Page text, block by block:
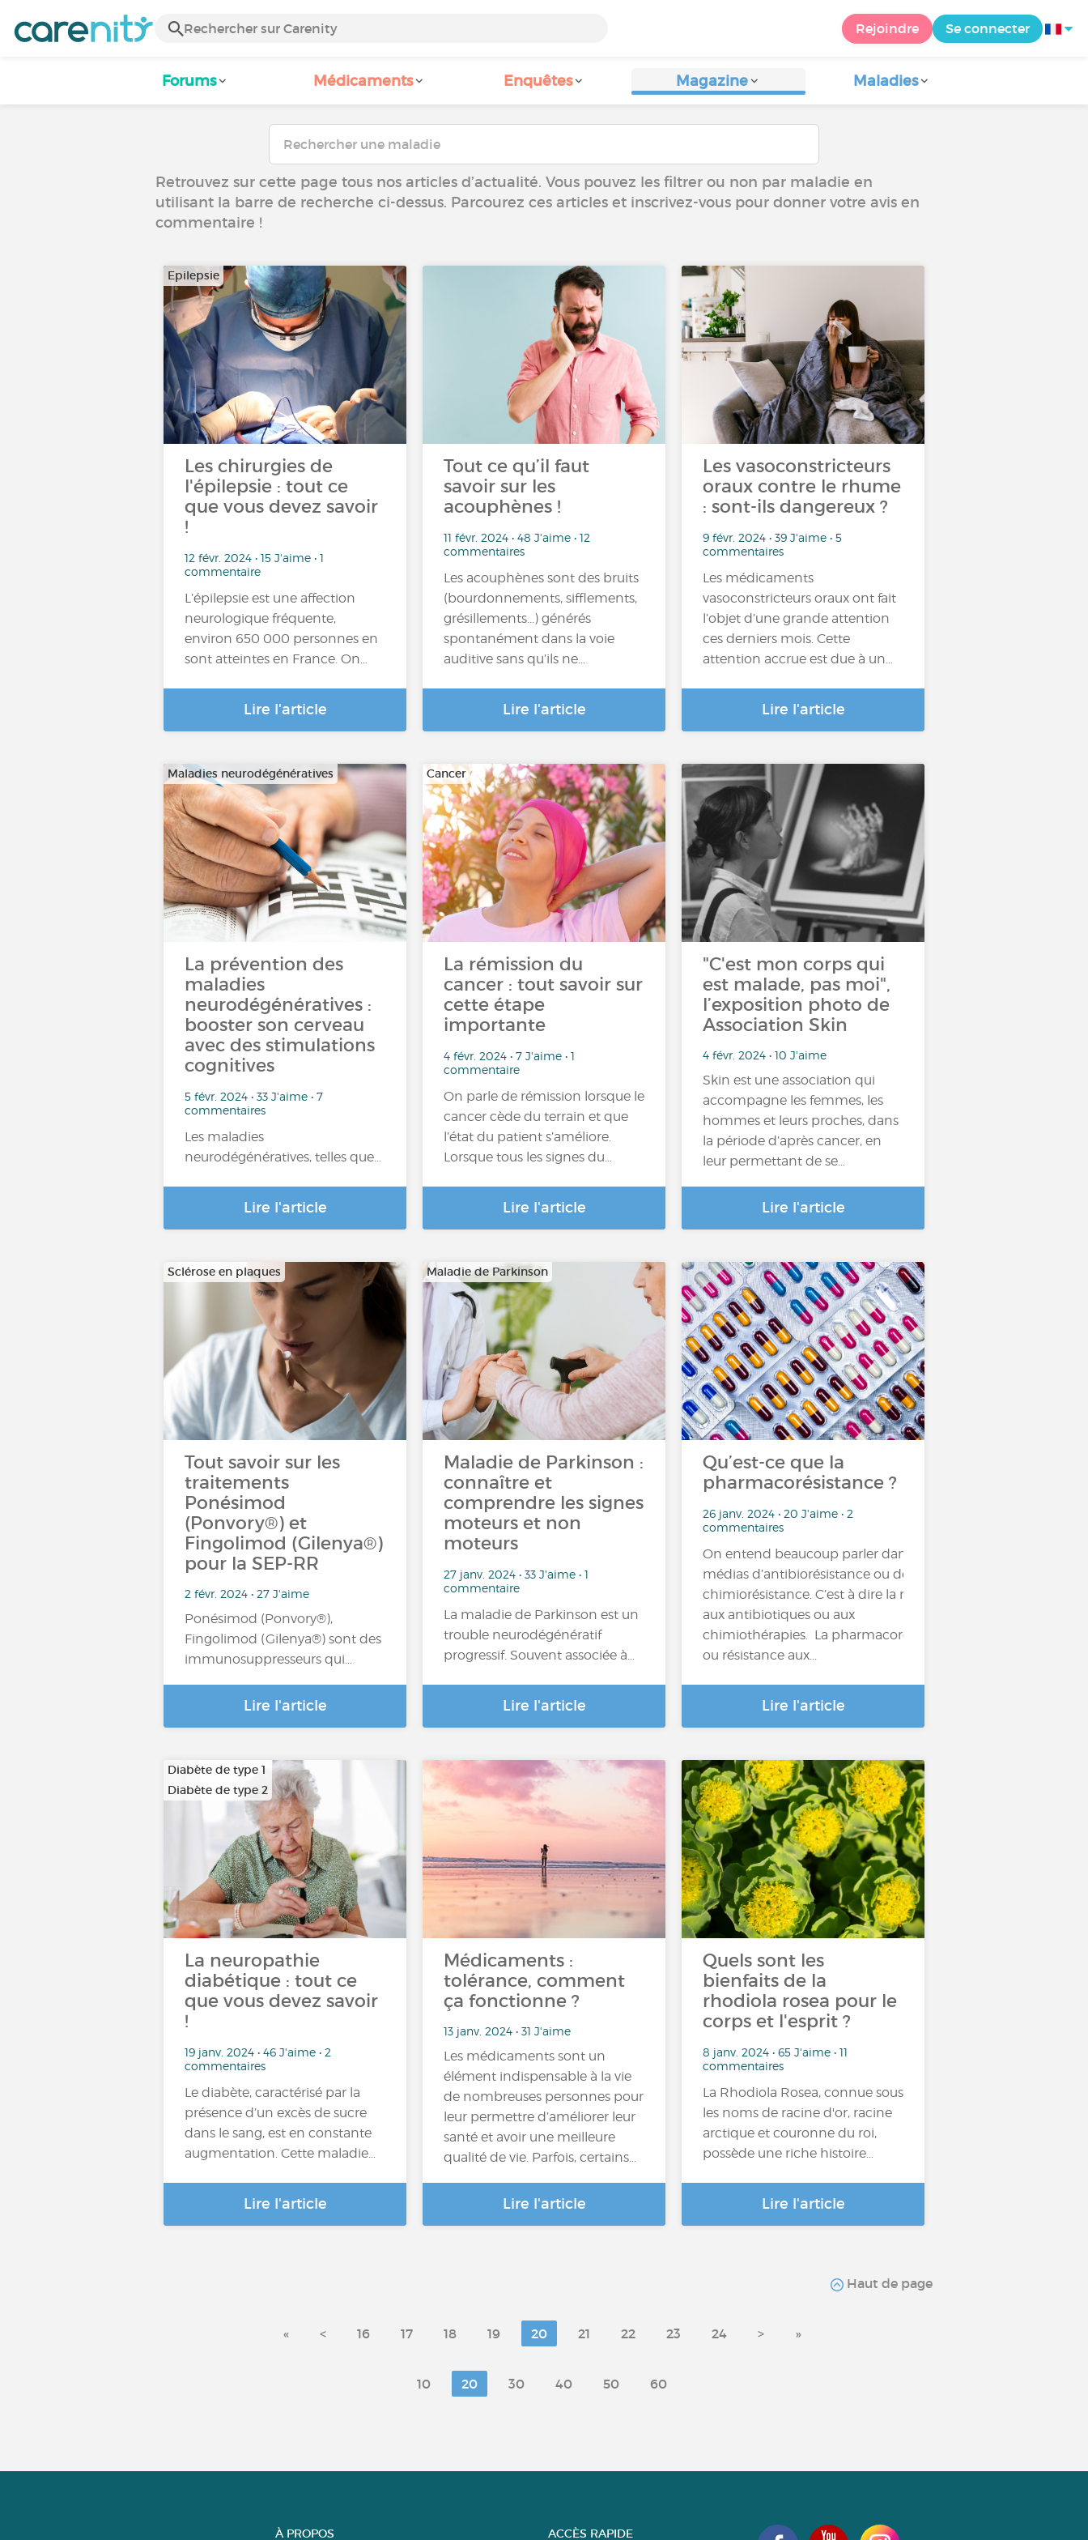
Rejoindre Se connecter
Forums Médicaments Enquêtes Magazine Maladies
Retrouvez sur cette page tous nos articles d’actualité. Vous pouvez les filtrer ou non par maladie en
utilisant la barre de recherche ci-dessus. Parcourez ces articles et inscrivez-vous pour donner votre avis en
commentaire !
Epilepsie
Les chirurgies de
l'épilepsie : tout ce
que vous devez savoir
!
12 févr. 2024 • 15 J'aime • 1
commentaire
L’épilepsie est une affection
neurologique fréquente,
environ 650 000 personnes en
sont atteintes en France. On…
Lire l'article
Tout ce qu’il faut
savoir sur les
acouphènes !
11 févr. 2024 • 48 J'aime • 12
commentaires
Les acouphènes sont des bruits
(bourdonnements, sifflements,
grésillements...) générés
spontanément dans la voie
auditive sans qu’ils ne…
Lire l'article
Les vasoconstricteurs
oraux contre le rhume
: sont-ils dangereux ?
9 févr. 2024 • 39 J'aime • 5
commentaires
Les médicaments
vasoconstricteurs oraux ont fait
l’objet d’une grande attention
ces derniers mois. Cette
attention accrue est due à un…
Lire l'article
Maladies neurodégénératives
La prévention des
maladies
neurodégénératives :
booster son cerveau
avec des stimulations
cognitives
5 févr. 2024 • 33 J'aime • 7
commentaires
Les maladies
neurodégénératives, telles que…
Lire l'article
Cancer
La rémission du
cancer : tout savoir sur
cette étape
importante
4 févr. 2024 • 7 J'aime • 1
commentaire
On parle de rémission lorsque le
cancer cède du terrain et que
l’état du patient s’améliore.
Lorsque tous les signes du…
Lire l'article
"C'est mon corps qui
est malade, pas moi",
l’exposition photo de
Association Skin
4 févr. 2024 • 10 J'aime
Skin est une association qui
accompagne les femmes, les
hommes et leurs proches, dans
la période d’après cancer, en
leur permettant de se…
Lire l'article
Sclérose en plaques
Tout savoir sur les
traitements
Ponésimod
(Ponvory®) et
Fingolimod (Gilenya®)
pour la SEP-RR
2 févr. 2024 • 27 J'aime
Ponésimod (Ponvory®),
Fingolimod (Gilenya®) sont des
immunosuppresseurs qui…
Lire l'article
Maladie de Parkinson
Maladie de Parkinson :
connaître et
comprendre les signes
moteurs et non
moteurs
27 janv. 2024 • 33 J'aime • 1
commentaire
La maladie de Parkinson est un
trouble neurodégénératif
progressif. Souvent associée à…
Lire l'article
Qu’est-ce que la
pharmacorésistance ?
26 janv. 2024 • 20 J'aime • 2
commentaires
On entend beaucoup parler dans les
médias d’antibiorésistance ou de
chimiorésistance. C’est à dire la résistance
aux antibiotiques ou aux
chimiothérapies. La pharmacorésistance,
ou résistance aux...
Lire l'article
Diabète de type 1
Diabète de type 2
La neuropathie
diabétique : tout ce
que vous devez savoir
!
19 janv. 2024 • 46 J'aime • 2
commentaires
Le diabète, caractérisé par la
présence d’un excès de sucre
dans le sang, est en constante
augmentation. Cette maladie…
Lire l'article
Médicaments :
tolérance, comment
ça fonctionne ?
13 janv. 2024 • 31 J'aime
Les médicaments sont un
élément indispensable à la vie
de nombreuses personnes pour
leur permettre d’améliorer leur
santé et avoir une meilleure
qualité de vie. Parfois, certains…
Lire l'article
Quels sont les
bienfaits de la
rhodiola rosea pour le
corps et l'esprit ?
8 janv. 2024 • 65 J'aime • 11
commentaires
La Rhodiola Rosea, connue sous
les noms de racine d'or, racine
arctique et couronne du roi,
possède une riche histoire…
Lire l'article
Haut de page
« < 16 17 18 19 20 21 22 23 24 > »
10 20 30 40 50 60
À PROPOS ACCÈS RAPIDE